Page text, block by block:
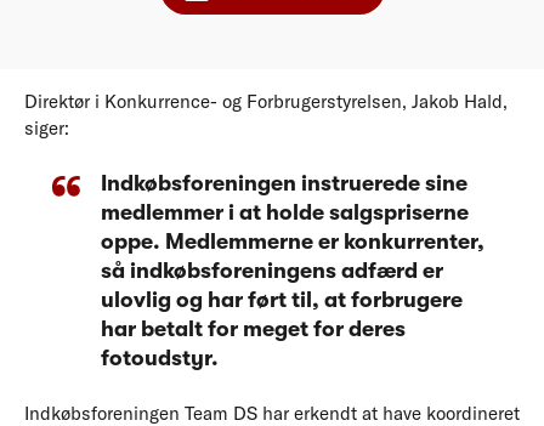
Direktør i Konkurrence- og Forbrugerstyrelsen, Jakob Hald,
siger:
Indkøbsforeningen instruerede sine
medlemmer i at holde salgspriserne
oppe. Medlemmerne er konkurrenter,
så indkøbsforeningens adfærd er
ulovlig og har ført til, at forbrugere
har betalt for meget for deres
fotoudstyr.
Indkøbsforeningen Team DS har erkendt at have koordineret